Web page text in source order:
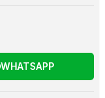
WHATSAPP